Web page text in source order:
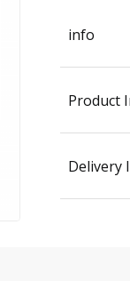
info
Product
Delivery